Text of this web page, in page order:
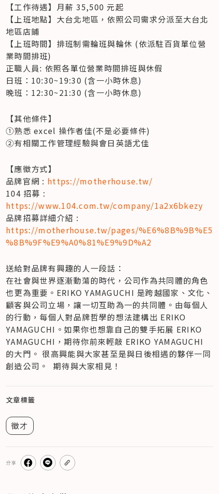
【工作待遇】月薪 35,500 元起
【上班地點】大台北地區，依照公司需求分派至大台北
地區店鋪
【上班時間】排班制需輪班與輪休 (依派駐百貨單位營
業時間排班)
正職人員: 依照各單位營業時間排班與休假
日班：10:30~19:30 (含一小時休息)
晚班：12:30~21:30 (含一小時休息)
【其他條件】
①熟悉 excel 操作者佳(不是必要條件)
②有相關工作管理經驗與會日英語尤佳
【應徵方式】
品牌官網 : https://motherhouse.tw/
https://www.104.com.tw/company/1a2x6bkezy
https://motherhouse.tw/pages/%E6%8B%9B%E5
%8B%9F%E9%A0%81%E9%9D%A2
送給對品牌有興趣的人一段話：
在社會與世界逐漸動蕩的時代，公司作為共同體的角色
也更為重要。ERIKO YAMAGUCHI 是跨越國家、文化、
顧客與公司立場，讓一切互助為一的共同體。由每個人
的行動，每個人對品牌哲學的想法建構出 ERIKO
YAMAGUCHI。如果你也想靠自己的雙手拓展 ERIKO
YAMAGUCHI，期待你前來輕敲 ERIKO YAMAGUCHI
的大門。 很高興能與大家甚至是與日後相遇的夥伴一同
創造公司。  期待與大家相見！
文章標籤
徵才
分享